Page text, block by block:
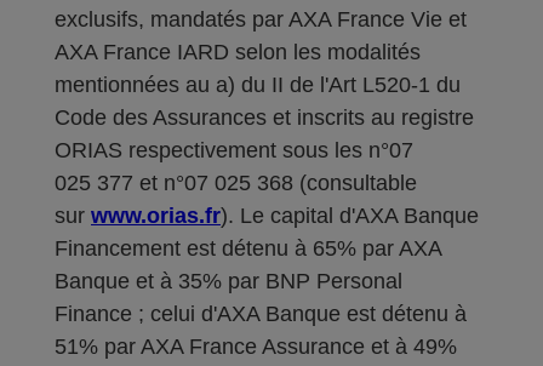
exclusifs, mandatés par AXA France Vie et
AXA France IARD selon les modalités
mentionnées au a) du II de l'Art L520-1 du
Code des Assurances et inscrits au registre
ORIAS respectivement sous les n°07
025 377 et n°07 025 368 (consultable
sur www.orias.fr). Le capital d'AXA Banque
Financement est détenu à 65% par AXA
Banque et à 35% par BNP Personal
Finance ; celui d'AXA Banque est détenu à
51% par AXA France Assurance et à 49%